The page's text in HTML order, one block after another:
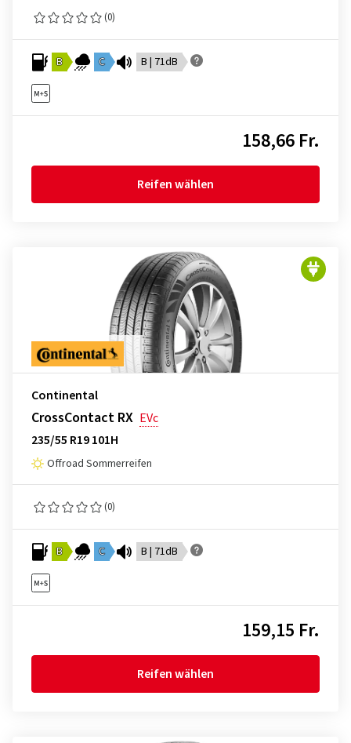
(0)
B C B | 71dB
158,66 Fr.
Reifen wählen
Continental
CrossContact RX EVc
235/55 R19 101H
Offroad Sommerreifen
(0)
B C B | 71dB
159,15 Fr.
Reifen wählen